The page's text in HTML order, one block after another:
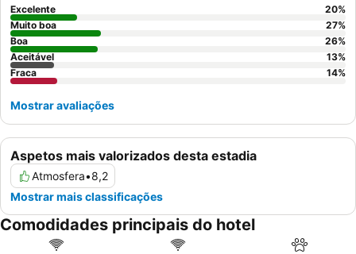
bar recebe menções positivas pelas suas conversas
envolventes. Para uma estadia mais tranquila, considere solicitar
um quarto virado para longe da rua principal para minimizar o
ruído.
Aspetos mais valorizados desta estadia
Atmosfera•8,2
Mostrar mais classificações
Excelente 20%
Muito boa
27%
Boa
26%
Aceitável
13%
Fraca
14%
Mostrar avaliações
Comodidades principais do hotel